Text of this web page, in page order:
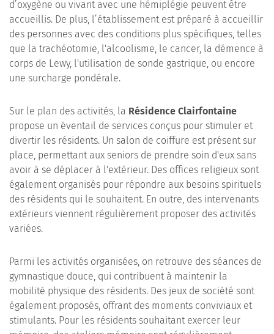
d’oxygène ou vivant avec une hémiplégie peuvent être
accueillis. De plus, l’établissement est préparé à accueillir
des personnes avec des conditions plus spécifiques, telles
que la trachéotomie, l'alcoolisme, le cancer, la démence à
corps de Lewy, l'utilisation de sonde gastrique, ou encore
une surcharge pondérale.
Sur le plan des activités, la Résidence Clairfontaine
propose un éventail de services conçus pour stimuler et
divertir les résidents. Un salon de coiffure est présent sur
place, permettant aux seniors de prendre soin d'eux sans
avoir à se déplacer à l'extérieur. Des offices religieux sont
également organisés pour répondre aux besoins spirituels
des résidents qui le souhaitent. En outre, des intervenants
extérieurs viennent régulièrement proposer des activités
variées.
Parmi les activités organisées, on retrouve des séances de
gymnastique douce, qui contribuent à maintenir la
mobilité physique des résidents. Des jeux de société sont
également proposés, offrant des moments conviviaux et
stimulants. Pour les résidents souhaitant exercer leur